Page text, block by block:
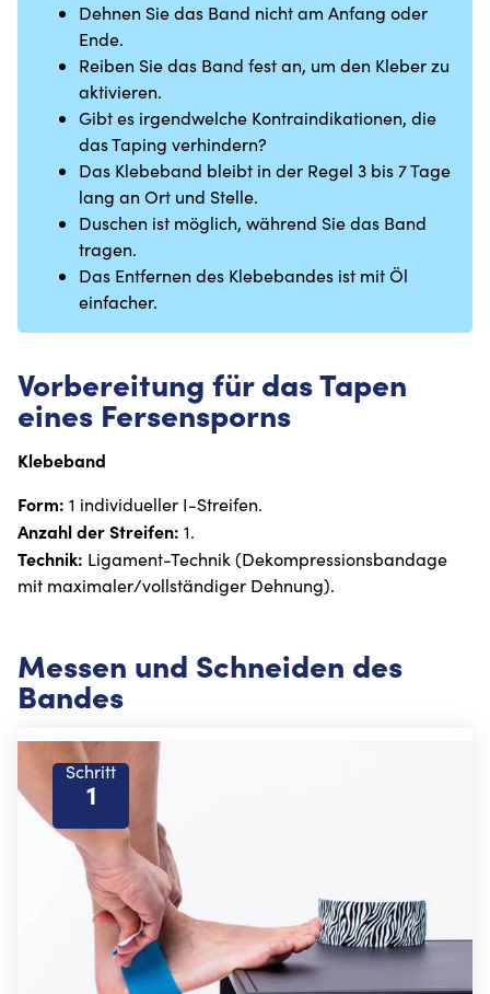
Dehnen Sie das Band nicht am Anfang oder
Ende.
Reiben Sie das Band fest an, um den Kleber zu
aktivieren.
Gibt es irgendwelche Kontraindikationen, die
das Taping verhindern?
Das Klebeband bleibt in der Regel 3 bis 7 Tage
lang an Ort und Stelle.
Duschen ist möglich, während Sie das Band
tragen.
Das Entfernen des Klebebandes ist mit Öl
einfacher.
Vorbereitung für das Tapen
eines Fersensporns
Klebeband
Form: 1 individueller I-Streifen.
Anzahl der Streifen: 1.
Technik: Ligament-Technik (Dekompressionsbandage
mit maximaler/vollständiger Dehnung).
Messen und Schneiden des
Bandes
Schritt
1